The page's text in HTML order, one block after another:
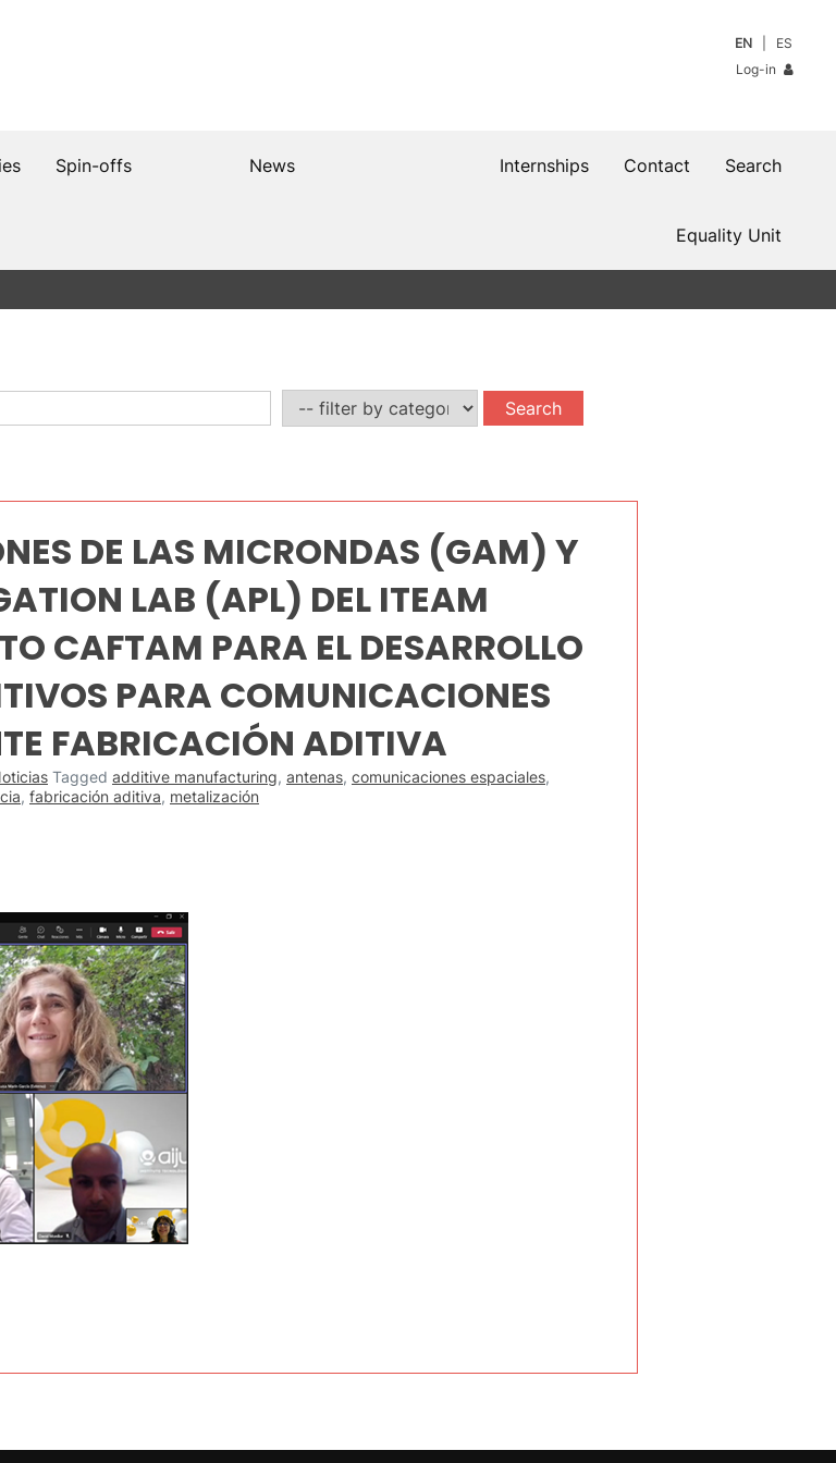
EN
ES
Log-in
Spin-offs Search
Contact
Internships
News
Equality Unit
DE LAS MICRONDAS (GAM) Y
LAB (APL) DEL ITEAM
CAFTAM PARA EL DESARROLLO
PARA COMUNICACIONES
FABRICACIÓN ADITIVA
Tagged additive manufacturing, antenas, comunicaciones espaciales,
, fabricación aditiva, metalización